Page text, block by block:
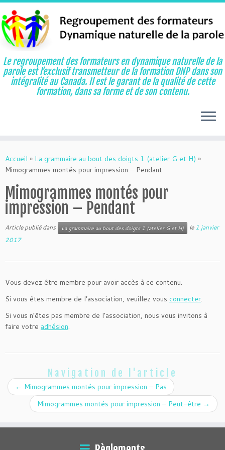
au
contenu
Le regroupement des formateurs en dynamique naturelle de la
parole est l’exclusif transmetteur de la formation DNP dans son
intégralité au Canada. Il est le garant de la qualité de cette
formation, dans sa forme et de son contenu.
Accueil » La grammaire au bout des doigts 1 (atelier G et H) »
Mimogrammes montés pour impression – Pendant
Mimogrammes montés pour
impression – Pendant
Article publié dans La grammaire au bout des doigts 1 (atelier G et H) le1 janvier
2017
Vous devez être membre pour avoir accès à ce contenu.
Si vous êtes membre de l’association, veuillez vous connecter.
Si vous n’êtes pas membre de l’association, nous vous invitons à
faire votre adhésion.
Navigation de l'article
← Mimogrammes montés pour impression – Pas
Mimogrammes montés pour impression – Peut-être →